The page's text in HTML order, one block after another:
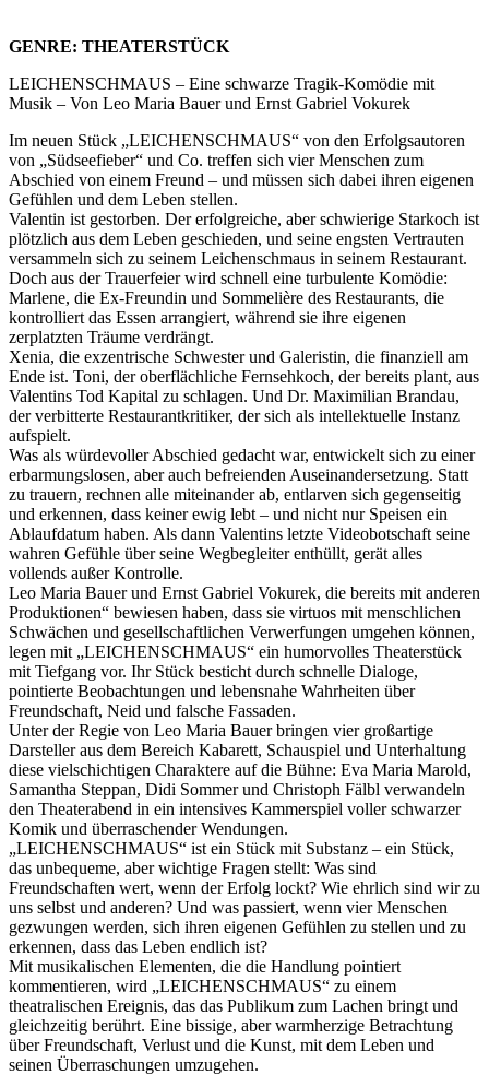
GENRE: THEATERSTÜCK
LEICHENSCHMAUS – Eine schwarze Tragik-Komödie mit
Musik – Von Leo Maria Bauer und Ernst Gabriel Vokurek
Im neuen Stück „LEICHENSCHMAUS“ von den Erfolgsautoren
von „Südseefieber“ und Co. treffen sich vier Menschen zum
Abschied von einem Freund – und müssen sich dabei ihren eigenen
Gefühlen und dem Leben stellen.
Valentin ist gestorben. Der erfolgreiche, aber schwierige Starkoch ist
plötzlich aus dem Leben geschieden, und seine engsten Vertrauten
versammeln sich zu seinem Leichenschmaus in seinem Restaurant.
Doch aus der Trauerfeier wird schnell eine turbulente Komödie:
Marlene, die Ex-Freundin und Sommelière des Restaurants, die
kontrolliert das Essen arrangiert, während sie ihre eigenen
zerplatzten Träume verdrängt.
Xenia, die exzentrische Schwester und Galeristin, die finanziell am
Ende ist. Toni, der oberflächliche Fernsehkoch, der bereits plant, aus
Valentins Tod Kapital zu schlagen. Und Dr. Maximilian Brandau,
der verbitterte Restaurantkritiker, der sich als intellektuelle Instanz
aufspielt.
Was als würdevoller Abschied gedacht war, entwickelt sich zu einer
erbarmungslosen, aber auch befreienden Auseinandersetzung. Statt
zu trauern, rechnen alle miteinander ab, entlarven sich gegenseitig
und erkennen, dass keiner ewig lebt – und nicht nur Speisen ein
Ablaufdatum haben. Als dann Valentins letzte Videobotschaft seine
wahren Gefühle über seine Wegbegleiter enthüllt, gerät alles
vollends außer Kontrolle.
Leo Maria Bauer und Ernst Gabriel Vokurek, die bereits mit anderen
Produktionen“ bewiesen haben, dass sie virtuos mit menschlichen
Schwächen und gesellschaftlichen Verwerfungen umgehen können,
legen mit „LEICHENSCHMAUS“ ein humorvolles Theaterstück
mit Tiefgang vor. Ihr Stück besticht durch schnelle Dialoge,
pointierte Beobachtungen und lebensnahe Wahrheiten über
Freundschaft, Neid und falsche Fassaden.
Unter der Regie von Leo Maria Bauer bringen vier großartige
Darsteller aus dem Bereich Kabarett, Schauspiel und Unterhaltung
diese vielschichtigen Charaktere auf die Bühne: Eva Maria Marold,
Samantha Steppan, Didi Sommer und Christoph Fälbl verwandeln
den Theaterabend in ein intensives Kammerspiel voller schwarzer
Komik und überraschender Wendungen.
„LEICHENSCHMAUS“ ist ein Stück mit Substanz – ein Stück,
das unbequeme, aber wichtige Fragen stellt: Was sind
Freundschaften wert, wenn der Erfolg lockt? Wie ehrlich sind wir zu
uns selbst und anderen? Und was passiert, wenn vier Menschen
gezwungen werden, sich ihren eigenen Gefühlen zu stellen und zu
erkennen, dass das Leben endlich ist?
Mit musikalischen Elementen, die die Handlung pointiert
kommentieren, wird „LEICHENSCHMAUS“ zu einem
theatralischen Ereignis, das das Publikum zum Lachen bringt und
gleichzeitig berührt. Eine bissige, aber warmherzige Betrachtung
über Freundschaft, Verlust und die Kunst, mit dem Leben und
seinen Überraschungen umzugehen.